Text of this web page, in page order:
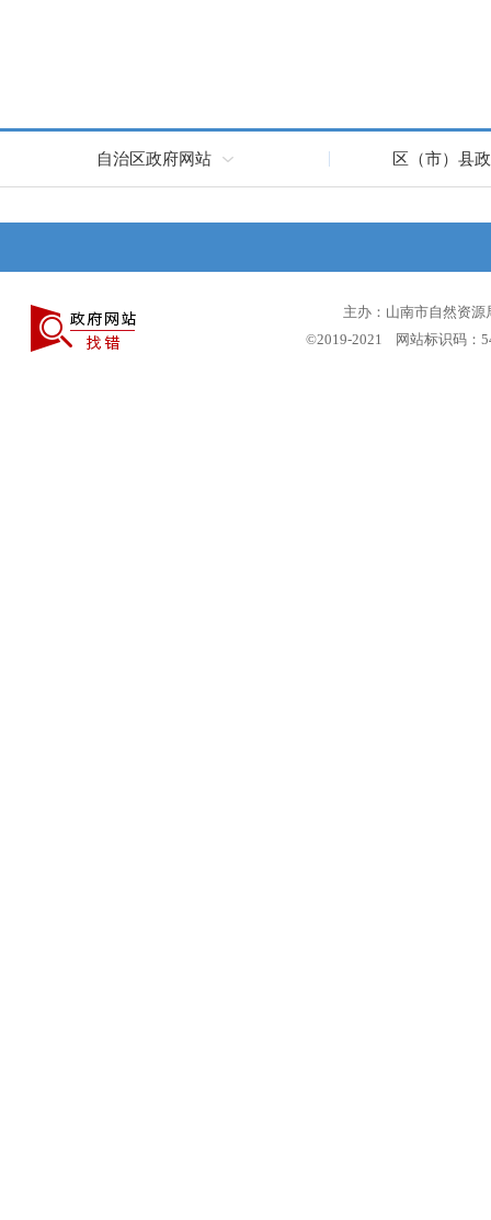
自治区政府网站 区（市）县
主办：山南市自然资
©2019-2021 网站标识码：